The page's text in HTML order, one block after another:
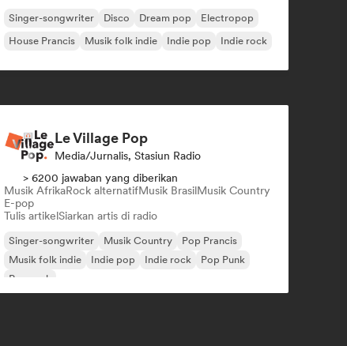
Singer-songwriter Disco Dream pop
Electropop
House Prancis
Musik folk indie Indie pop Indie rock
Le Village Pop
Media/Jurnalis, Stasiun Radio
> 6200 jawaban yang diberikan
Musik AfrikaRock alternatifMusik BrasilMusik Country
E-pop
Tulis artikelSiarkan artis di radio
Singer-songwriter Musik Country
Pop Prancis
Musik folk indie
Indie pop Indie rock
Pop Punk
Pop rock